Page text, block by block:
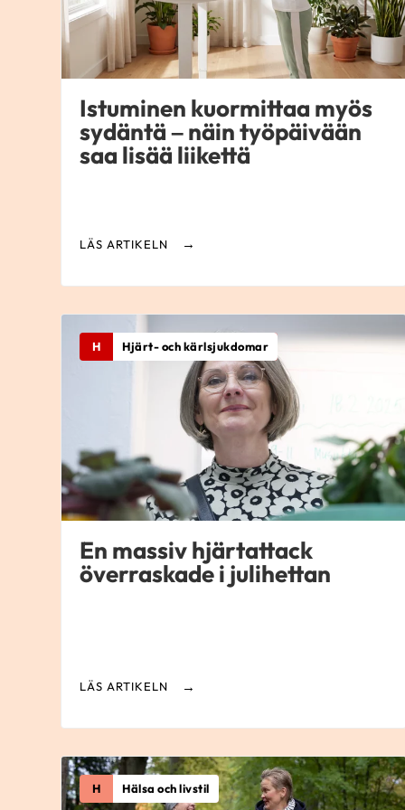
Istuminen kuormittaa myös
sydäntä – näin työpäivään
saa lisää liikettä
LÄS ARTIKELN
H Hjärt- och kärlsjukdomar
En massiv hjärtattack
överraskade i julihettan
LÄS ARTIKELN
H Hälsa och livstil